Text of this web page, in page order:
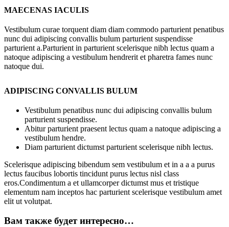
MAECENAS IACULIS
Vestibulum curae torquent diam diam commodo parturient penatibus
nunc dui adipiscing convallis bulum parturient suspendisse
parturient a.Parturient in parturient scelerisque nibh lectus quam a
natoque adipiscing a vestibulum hendrerit et pharetra fames nunc
natoque dui.
ADIPISCING CONVALLIS BULUM
Vestibulum penatibus nunc dui adipiscing convallis bulum
parturient suspendisse.
Abitur parturient praesent lectus quam a natoque adipiscing a
vestibulum hendre.
Diam parturient dictumst parturient scelerisque nibh lectus.
Scelerisque adipiscing bibendum sem vestibulum et in a a a purus
lectus faucibus lobortis tincidunt purus lectus nisl class
eros.Condimentum a et ullamcorper dictumst mus et tristique
elementum nam inceptos hac parturient scelerisque vestibulum amet
elit ut volutpat.
Вам также будет интересно…